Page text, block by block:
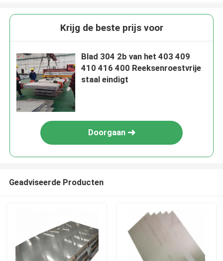
Krijg de beste prijs voor
Blad 304 2b van het 403 409
410 416 400 Reeksenroestvrije
staal eindigt
Doorgaan
Geadviseerde Producten